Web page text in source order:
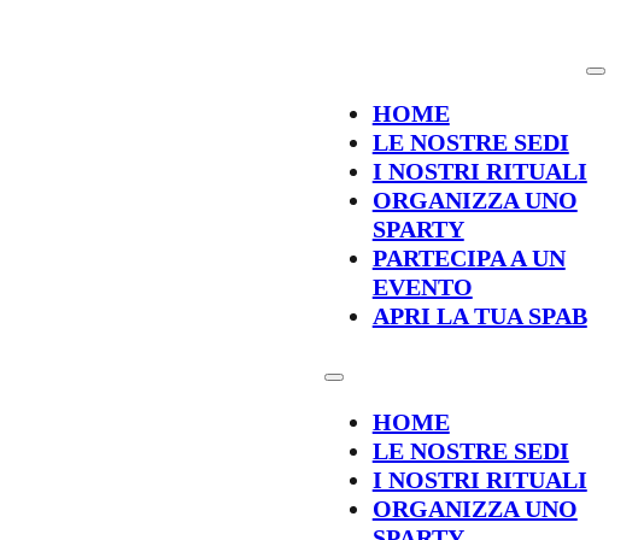
HOME
LE NOSTRE SEDI
I NOSTRI RITUALI
ORGANIZZA UNO
SPARTY
PARTECIPA A UN
EVENTO
APRI LA TUA SPAB
HOME
LE NOSTRE SEDI
I NOSTRI RITUALI
ORGANIZZA UNO